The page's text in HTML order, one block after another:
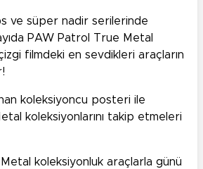
ve süper nadir serilerinde
PAW Patrol True Metal
filmdeki en sevdikleri araçların
koleksiyoncu posteri ile
koleksiyonlarını takip etmeleri
koleksiyonluk araçlarla günü